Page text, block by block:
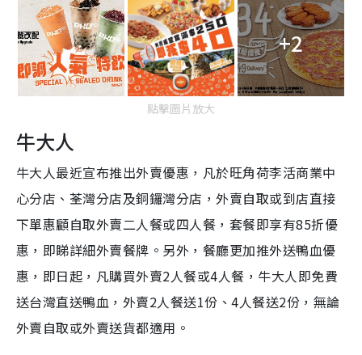
+2
點擊圖片放大
牛大人
牛大人最近宣布推出外賣優惠，凡於旺角荷李活商業中
心分店、荃灣分店及銅鑼灣分店，外賣自取或到店直接
下單惠顧自取外賣二人餐或四人餐，套餐即享有85折優
惠，即睇詳細外賣餐牌。另外，餐廳更加推外送鴨血優
惠，即日起，凡購買外賣2人餐或4人餐，牛大人即免費
送台灣直送鴨血，外賣2人餐送1份、4人餐送2份，無論
外賣自取或外賣送貨都適用。